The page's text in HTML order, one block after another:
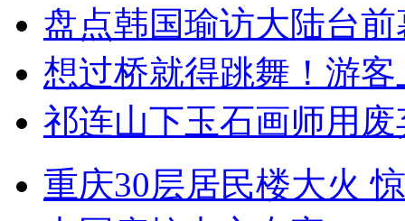
盘点韩国瑜访大陆台
想过桥就得跳舞！游客
祁连山下玉石画师用
重庆30层居民楼大火